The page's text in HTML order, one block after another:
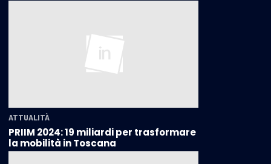
ATTUALITÀ
PRIIM 2024: 19 miliardi per trasformare
la mobilità in Toscana